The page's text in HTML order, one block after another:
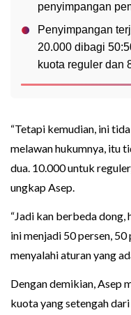
penyimpangan
Penyimpangan
20.000 dibagi
kuota reguler dan
“Tetapi kemudian, ini
melawan hukumnya, itu
dua. 10.000 untuk
ungkap Asep.
“Jadi kan berbeda dong,
ini menjadi 50 persen,
menyalahi aturan yang
Dengan demikian, Asep
kuota yang setengah